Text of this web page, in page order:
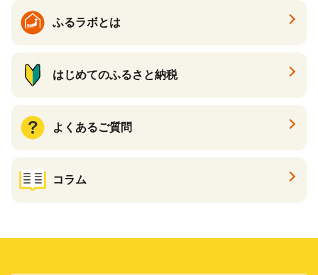
ふるラボとは
はじめてのふるさと納税
よくあるご質問
コラム